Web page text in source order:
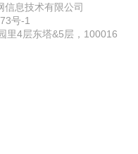
息技术有限公司
号-1
里4层东塔&5层，100016